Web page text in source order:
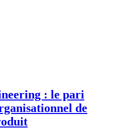
: le pari
de